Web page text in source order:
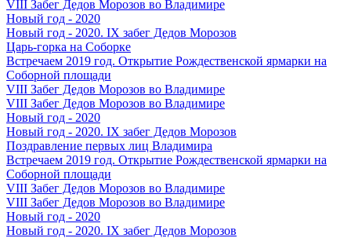
VIII Забег Дедов Морозов во Владимире
Новый год - 2020
Новый год - 2020. IX забег Дедов Морозов
Царь-горка на Соборке
Встречаем 2019 год. Открытие Рождественской ярмарки на
Соборной площади
VIII Забег Дедов Морозов во Владимире
VIII Забег Дедов Морозов во Владимире
Новый год - 2020
Новый год - 2020. IX забег Дедов Морозов
Поздравление первых лиц Владимира
Встречаем 2019 год. Открытие Рождественской ярмарки на
Соборной площади
VIII Забег Дедов Морозов во Владимире
VIII Забег Дедов Морозов во Владимире
Новый год - 2020
Новый год - 2020. IX забег Дедов Морозов